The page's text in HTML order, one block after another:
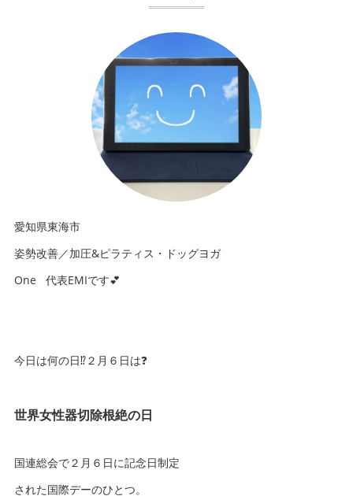
愛知県東海市
姿勢改善／加圧&ピラティス・ドッグヨガ
One 代表EMIです💕
今日は何の日⁉️２月６日は❓
世界女性器切除根絶の日
国連総会で２月６日に記念日制定
された国際デーのひとつ。